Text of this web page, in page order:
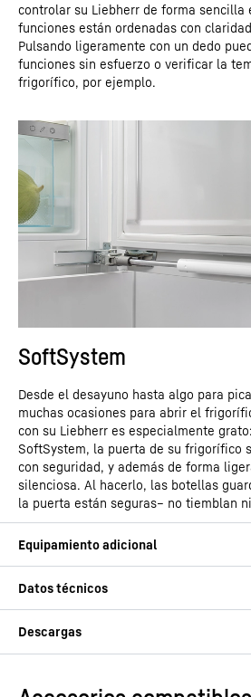
controlar su Liebherr de forma sencilla
funciones están ordenadas con
Pulsando ligeramente con un dedo
funciones sin esfuerzo o verificar la
frigorífico, por ejemplo.
SoftSystem
Desde el desayuno hasta algo para
muchas ocasiones para abrir el
con su Liebherr es especialmente
SoftSystem, la puerta de su frigorífico
con seguridad, y además de forma
silenciosa. Al hacerlo, las botellas
la puerta están seguras– no tiemblan